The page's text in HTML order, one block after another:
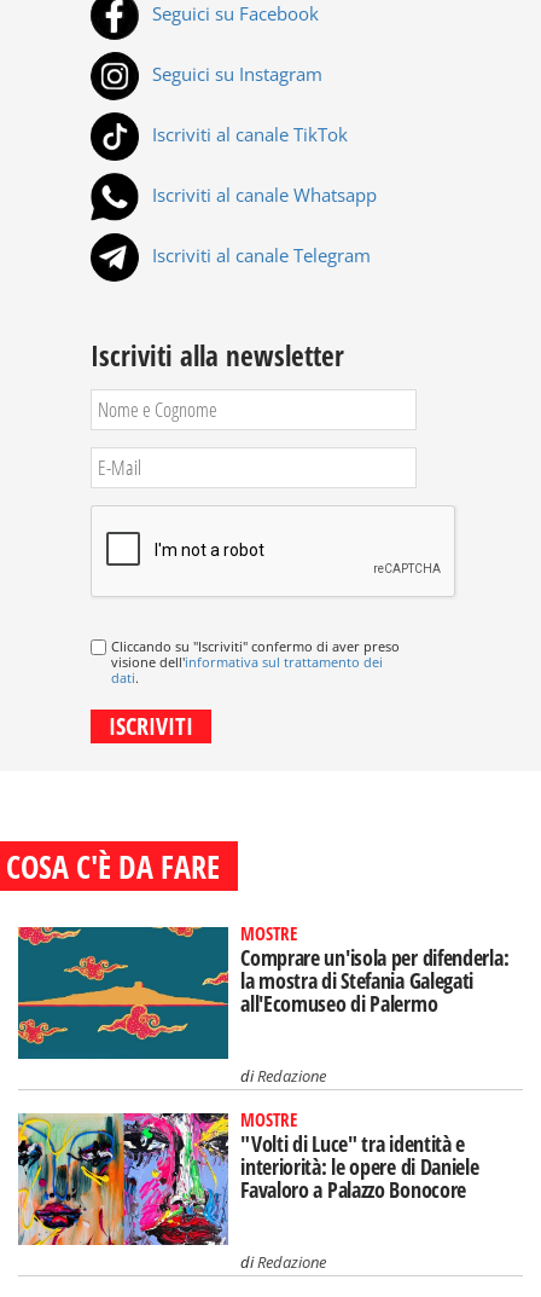
Seguici su Facebook
Seguici su Instagram
Iscriviti al canale TikTok
Iscriviti al canale Whatsapp
Iscriviti al canale Telegram
Iscriviti alla newsletter
Cliccando su "Iscriviti" confermo di aver preso
visione dell'informativa sul trattamento dei
dati.
COSA C'È DA FARE
MOSTRE
Comprare un'isola per difenderla:
la mostra di Stefania Galegati
all'Ecomuseo di Palermo
diRedazione
MOSTRE
"Volti di Luce" tra identità e
interiorità: le opere di Daniele
Favaloro a Palazzo Bonocore
diRedazione